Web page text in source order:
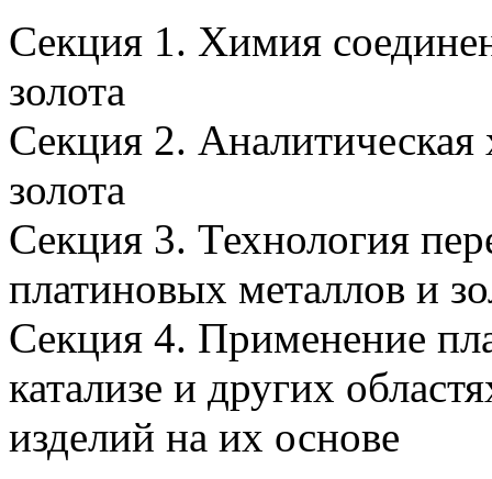
Секция 1. Химия
золота
Секция 2.
золота
Секция 3. Технология
платиновых металлов и
Секция 4. Применение
катализе и других
изделий на их основе